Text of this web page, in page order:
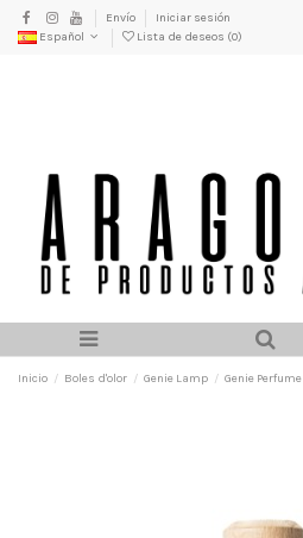
Envío
Iniciar sesión
Español
Lista de deseos (0)
Inicio Boles d'olor Genie Lamp Genie Perfume